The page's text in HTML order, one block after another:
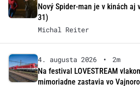
Nový Spider-man je v kinách aj
31)
Michal Reiter
4. augusta 2026 •
2m
Na festival LOVESTREAM
mimoriadne zastavia vo